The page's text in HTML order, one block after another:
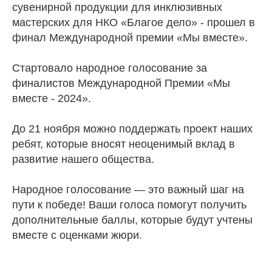
сувенирной продукции для инклюзивных
мастерских для НКО «Благое дело» - прошел в
финал Международной премии «Мы вместе».
Стартовало народное голосование за
финалистов Международной Премии «Мы
вместе - 2024».
До 21 ноября можно поддержать проект наших
ребят, которые вносят неоценимый вклад в
развитие нашего общества.
Народное голосование — это важный шаг на
пути к победе! Ваши голоса помогут получить
дополнительные баллы, которые будут учтены
вместе с оценками жюри.